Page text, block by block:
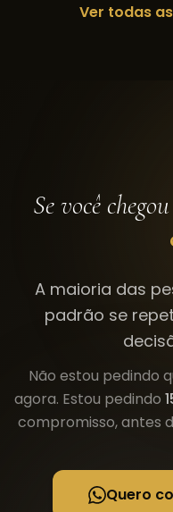
Ver todas
Se você
A maioria das
padrão se
Não estou pedindo
agora. Estou pedindo
compromisso, antes
Quero